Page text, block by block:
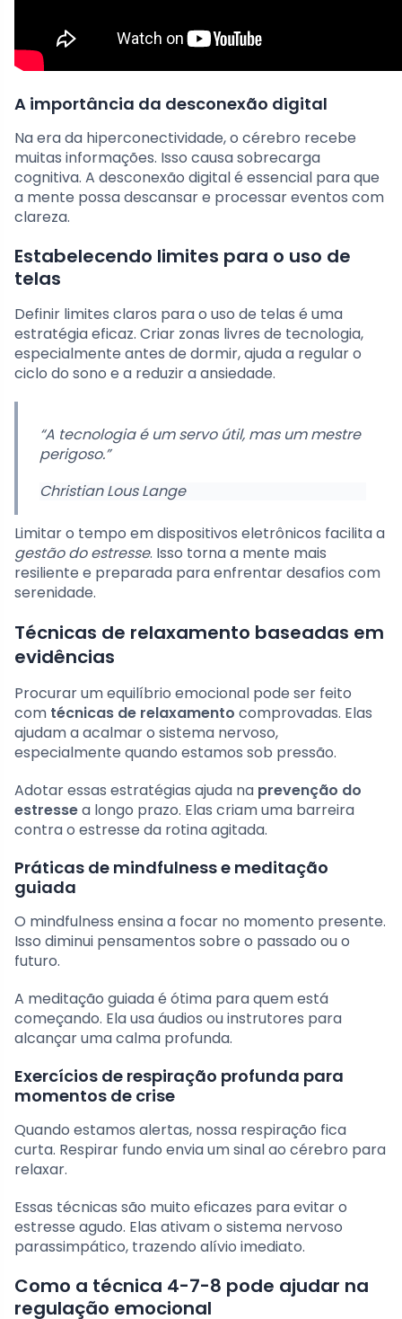
A importância da desconexão digital
Na era da hiperconectividade, o cérebro recebe
muitas informações. Isso causa sobrecarga
cognitiva. A desconexão digital é essencial para que
a mente possa descansar e processar eventos com
clareza.
Estabelecendo limites para o uso de
telas
Definir limites claros para o uso de telas é uma
estratégia eficaz. Criar zonas livres de tecnologia,
especialmente antes de dormir, ajuda a regular o
ciclo do sono e a reduzir a ansiedade.
“A tecnologia é um servo útil, mas um mestre
perigoso.”
Christian Lous Lange
Limitar o tempo em dispositivos eletrônicos facilita a
gestão do estresse. Isso torna a mente mais
resiliente e preparada para enfrentar desafios com
serenidade.
Técnicas de relaxamento baseadas em
evidências
Procurar um equilíbrio emocional pode ser feito
com técnicas de relaxamento comprovadas. Elas
ajudam a acalmar o sistema nervoso,
especialmente quando estamos sob pressão.
Adotar essas estratégias ajuda na prevenção do
estressea longo prazo. Elas criam uma barreira
contra o estresse da rotina agitada.
Práticas de mindfulness e meditação
guiada
O mindfulness ensina a focar no momento presente.
Isso diminui pensamentos sobre o passado ou o
futuro.
A meditação guiada é ótima para quem está
começando. Ela usa áudios ou instrutores para
alcançar uma calma profunda.
Exercícios de respiração profunda para
momentos de crise
Quando estamos alertas, nossa respiração fica
curta. Respirar fundo envia um sinal ao cérebro para
relaxar.
Essas técnicas são muito eficazes para evitar o
estresse agudo. Elas ativam o sistema nervoso
parassimpático, trazendo alívio imediato.
Como a técnica 4-7-8 pode ajudar na
regulação emocional